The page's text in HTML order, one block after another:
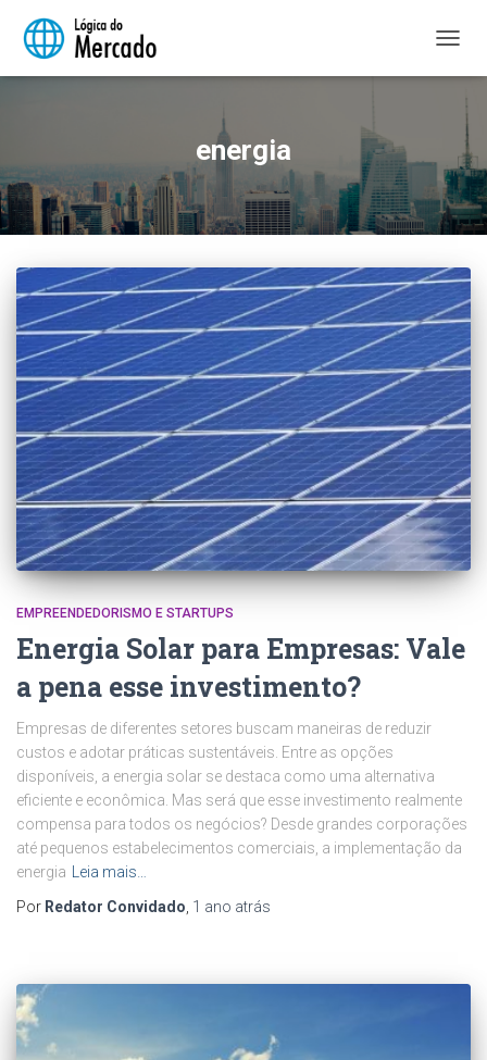
energia
EMPREENDEDORISMO E STARTUPS
Energia Solar para Empresas: Vale
a pena esse investimento?
Empresas de diferentes setores buscam maneiras de reduzir
custos e adotar práticas sustentáveis. Entre as opções
disponíveis, a energia solar se destaca como uma alternativa
eficiente e econômica. Mas será que esse investimento realmente
compensa para todos os negócios? Desde grandes corporações
até pequenos estabelecimentos comerciais, a implementação da
energia
Leia mais…
Por Redator Convidado 1 ano atrás